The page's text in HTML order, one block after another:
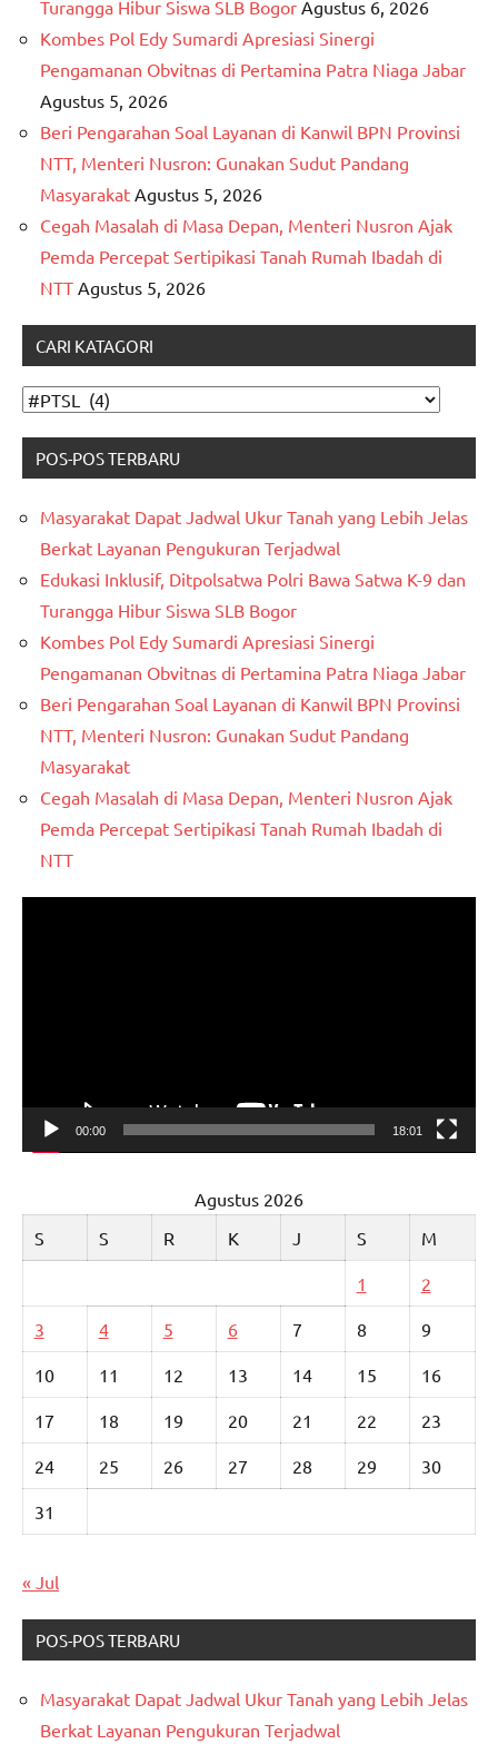
Turangga Hibur Siswa SLB Bogor Agustus 6, 2026
Kombes Pol Edy Sumardi Apresiasi Sinergi
Pengamanan Obvitnas di Pertamina Patra Niaga Jabar
Agustus 5, 2026
Beri Pengarahan Soal Layanan di Kanwil BPN Provinsi
NTT, Menteri Nusron: Gunakan Sudut Pandang
Masyarakat Agustus 5, 2026
Cegah Masalah di Masa Depan, Menteri Nusron Ajak
Pemda Percepat Sertipikasi Tanah Rumah Ibadah di
NTT Agustus 5, 2026
CARI KATAGORI
CARI
POS-POS TERBARU
Masyarakat Dapat Jadwal Ukur Tanah yang Lebih Jelas
Berkat Layanan Pengukuran Terjadwal
Edukasi Inklusif, Ditpolsatwa Polri Bawa Satwa K-9 dan
Turangga Hibur Siswa SLB Bogor
Kombes Pol Edy Sumardi Apresiasi Sinergi
Pengamanan Obvitnas di Pertamina Patra Niaga Jabar
Beri Pengarahan Soal Layanan di Kanwil BPN Provinsi
NTT, Menteri Nusron: Gunakan Sudut Pandang
Masyarakat
Cegah Masalah di Masa Depan, Menteri Nusron Ajak
Pemda Percepat Sertipikasi Tanah Rumah Ibadah di
NTT
00:00 18:01
Agustus 2026
S
S R K J S M
1 2
3 4 5 6 7 8 9
10 11 12 13 14 15 16
17 18 19 20 21 22 23
24 25 26 27 28 29 30
31
« Jul
POS-POS TERBARU
Masyarakat Dapat Jadwal Ukur Tanah yang Lebih Jelas
Berkat Layanan Pengukuran Terjadwal